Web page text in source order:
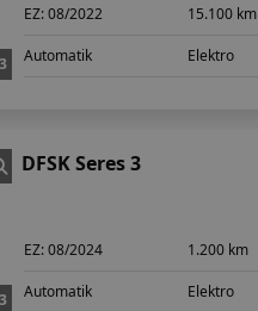
EZ:08/2022 15.100 km
Automatik Elektro
DFSK Seres 3
EZ:08/2024 1.200 km
Automatik Elektro